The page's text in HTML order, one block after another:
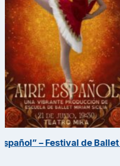
Festival de Ballet 2025